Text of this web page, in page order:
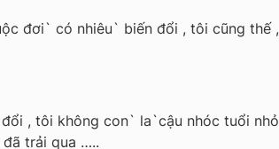
đơi` có nhiêu` biến đổi , tôi cũng thế ,
, tôi không con` la`cậu nhóc tuổi nhỏ
trải qua …..